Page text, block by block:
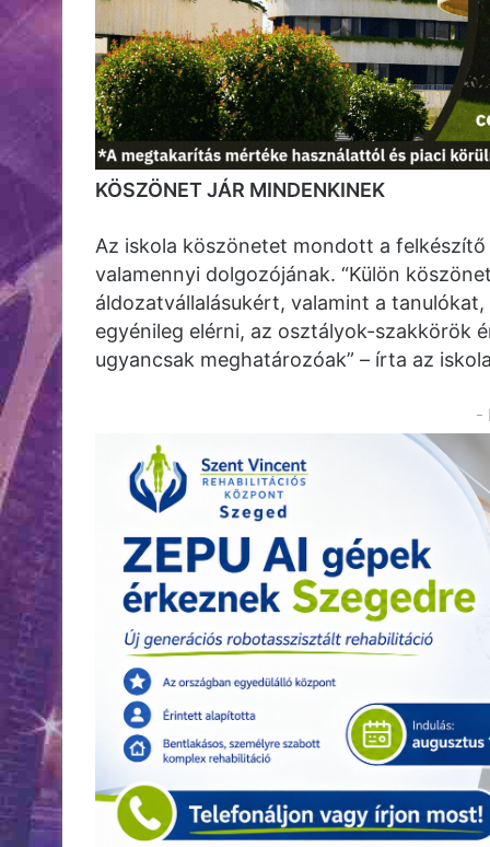
KÖSZÖNET JÁR MINDENKINEK
Az iskola köszönetet mondott a
valamennyi dolgozójának. “Külön
áldozatvállalásukért, valamint a
egyénileg elérni, az osztályok-szakkörök
ugyancsak meghatározóak” – írta az
-